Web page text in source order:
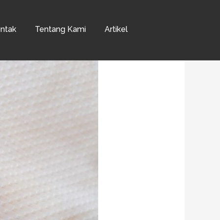
Tentang Kami Artikel